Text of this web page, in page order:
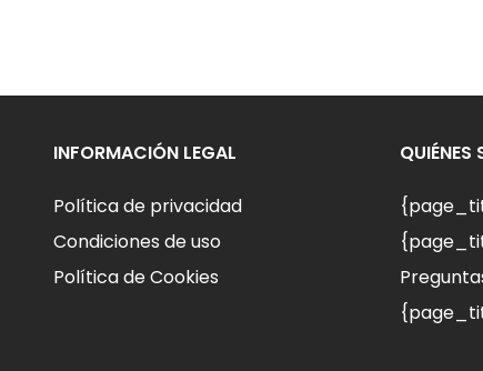
INFORMACIÓN LEGAL
Política de privacidad
Condiciones de uso
Política de Cookies
QUIÉNES